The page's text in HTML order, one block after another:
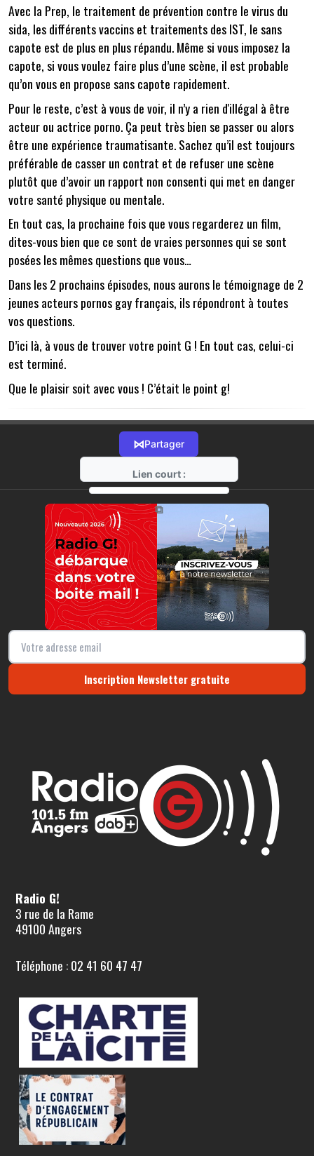
Avec la Prep, le traitement de prévention contre le virus du
sida, les différents vaccins et traitements des IST, le sans
capote est de plus en plus répandu. Même si vous imposez la
capote, si vous voulez faire plus d’une scène, il est probable
qu’on vous en propose sans capote rapidement.
Pour le reste, c’est à vous de voir, il n’y a rien d'illégal à être
acteur ou actrice porno. Ça peut très bien se passer ou alors
être une expérience traumatisante. Sachez qu’il est toujours
préférable de casser un contrat et de refuser une scène
plutôt que d’avoir un rapport non consenti qui met en danger
votre santé physique ou mentale.
En tout cas, la prochaine fois que vous regarderez un film,
dites-vous bien que ce sont de vraies personnes qui se sont
posées les mêmes questions que vous…
Dans les 2 prochains épisodes, nous aurons le témoignage de 2
jeunes acteurs pornos gay français, ils répondront à toutes
vos questions.
D’ici là, à vous de trouver votre point G ! En tout cas, celui-ci
est terminé.
Que le plaisir soit avec vous ! C’était le point g!
⋈Partager
Lien court :
https://radio-g.fr?10380
⧉
Inscription Newsletter gratuite
Radio G!
3 rue de la Rame
49100 Angers
Téléphone : 02 41 60 47 47